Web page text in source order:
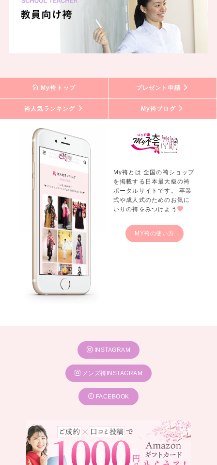
My袴トップ プレゼント申請
袴人気ランキング My袴ブログ
My袴とは 全国の袴ショップ
を掲載する日本最大級の袴
ポータルサイトです。 卒業
式や成人式のためのお気に
いりの袴をみつけよう
MY袴の使い方
INSTAGRAM
メンズ袴INSTAGRAM
FACEBOOK